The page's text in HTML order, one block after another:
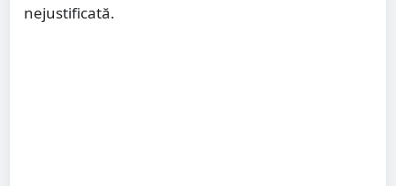
nejustificată.